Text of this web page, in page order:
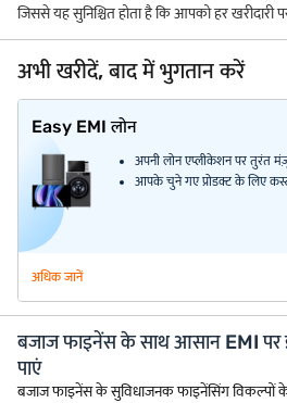
जिससे यह सुनिश्चित होता है कि आपको हर
अभी खरीदें, बाद में भुगतान करें
Easy EMI लोन
अपनी लोन एप्लीकेशन पर तुरंत
आपके चुने गए प्रोडक्ट के लिए
अधिक जानें
बजाज फाइनेंस के साथ आसान EMI पर
पाएं
बजाज फाइनेंस के सुविधाजनक फाइनेंसिंग विकल्पों